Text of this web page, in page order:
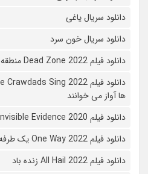
دانلود سریال یاغی
دانلود سریال خون سرد
دانلود فیلم 2022 Dead Zone منطقه مرده
ها آواز می خوانند
دانلود فیلم 2020 Invisible Evidence گواه نامرئی
دانلود فیلم One Way 2022 یک طرفه
دانلود فیلم All Hail 2022 زنده باد